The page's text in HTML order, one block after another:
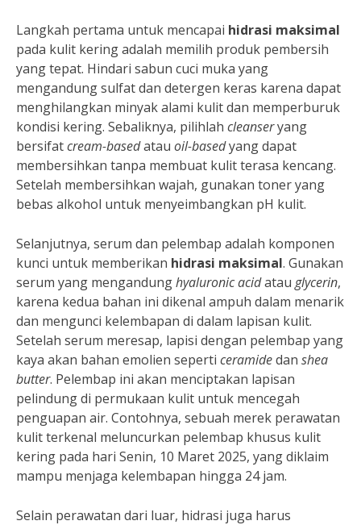
Langkah pertama untuk mencapai hidrasi maksimal
pada kulit kering adalah memilih produk pembersih
yang tepat. Hindari sabun cuci muka yang
mengandung sulfat dan detergen keras karena dapat
menghilangkan minyak alami kulit dan memperburuk
kondisi kering. Sebaliknya, pilihlah cleanseryang
bersifatcream-basedatau oil-basedyang dapat
membersihkan tanpa membuat kulit terasa kencang.
Setelah membersihkan wajah, gunakan toner yang
bebas alkohol untuk menyeimbangkan pH kulit.
Selanjutnya, serum dan pelembap adalah komponen
kunci untuk memberikan hidrasi maksimal. Gunakan
serum yang mengandunghyaluronic acidatau glycerin,
karena kedua bahan ini dikenal ampuh dalam menarik
dan mengunci kelembapan di dalam lapisan kulit.
Setelah serum meresap, lapisi dengan pelembap yang
kaya akan bahan emolien seperti ceramidedan shea
butter. Pelembap ini akan menciptakan lapisan
pelindung di permukaan kulit untuk mencegah
penguapan air. Contohnya, sebuah merek perawatan
kulit terkenal meluncurkan pelembap khusus kulit
kering pada hari Senin, 10 Maret 2025, yang diklaim
mampu menjaga kelembapan hingga 24 jam.
Selain perawatan dari luar, hidrasi juga harus